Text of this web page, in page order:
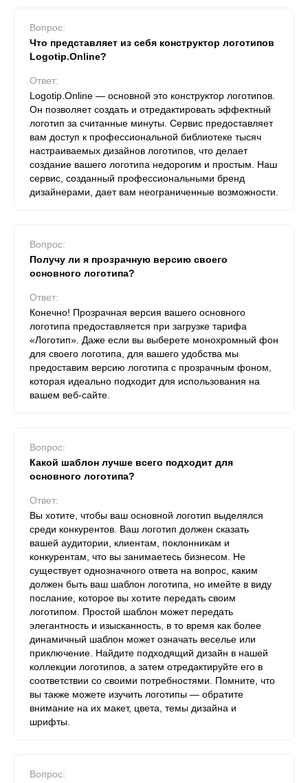
Вопрос:
Что представляет из себя конструктор логотипов
Logotip.Online?
Ответ:
Logotip.Online — основной это конструктор логотипов.
Он позволяет создать и отредактировать эффектный
логотип за считанные минуты. Сервис предоставляет
вам доступ к профессиональной библиотеке тысяч
настраиваемых дизайнов логотипов, что делает
создание вашего логотипа недорогим и простым. Наш
сервис, созданный профессиональными бренд
дизайнерами, дает вам неограниченные возможности.
Вопрос:
Получу ли я прозрачную версию своего
основного логотипа?
Ответ:
Конечно! Прозрачная версия вашего основного
логотипа предоставляется при загрузке тарифа
«Логотип». Даже если вы выберете монохромный фон
для своего логотипа, для вашего удобства мы
предоставим версию логотипа с прозрачным фоном,
которая идеально подходит для использования на
вашем веб-сайте.
Вопрос:
Какой шаблон лучше всего подходит для
основного логотипа?
Ответ:
Вы хотите, чтобы ваш основной логотип выделялся
среди конкурентов. Ваш логотип должен сказать
вашей аудитории, клиентам, поклонникам и
конкурентам, что вы занимаетесь бизнесом. Не
существует однозначного ответа на вопрос, каким
должен быть ваш шаблон логотипа, но имейте в виду
послание, которое вы хотите передать своим
логотипом. Простой шаблон может передать
элегантность и изысканность, в то время как более
динамичный шаблон может означать веселье или
приключение. Найдите подходящий дизайн в нашей
коллекции логотипов, а затем отредактируйте его в
соответствии со своими потребностями. Помните, что
вы также можете изучить логотипы — обратите
внимание на их макет, цвета, темы дизайна и
шрифты.
Вопрос: